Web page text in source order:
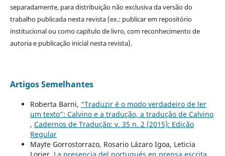
separadamente, para distribuição não exclusiva da versão do
trabalho publicada nesta revista (ex.: publicar em repositório
institucional ou como capítulo de livro, com reconhecimento de
autoria e publicação inicial nesta revista).
Artigos Semelhantes
Roberta Barni, “Traduzir é o modo verdadeiro de ler
um texto”: Calvino e a tradução, a tradução de Calvino
, Cadernos de Tradução: v. 35 n. 2 (2015): Edição
Regular
Mayte Gorrostorrazo, Rosario Lázaro Igoa, Leticia
Lorier, La presencia del portugués en prensa escrita